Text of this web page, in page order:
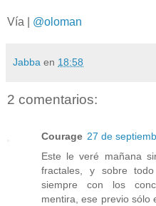
Vía | @oloman
Jabba en 18:58
2 comentarios:
Courage 27 de
Este le veré mañana
fractales, y sobre
siempre con los
mentira, ese previo sólo